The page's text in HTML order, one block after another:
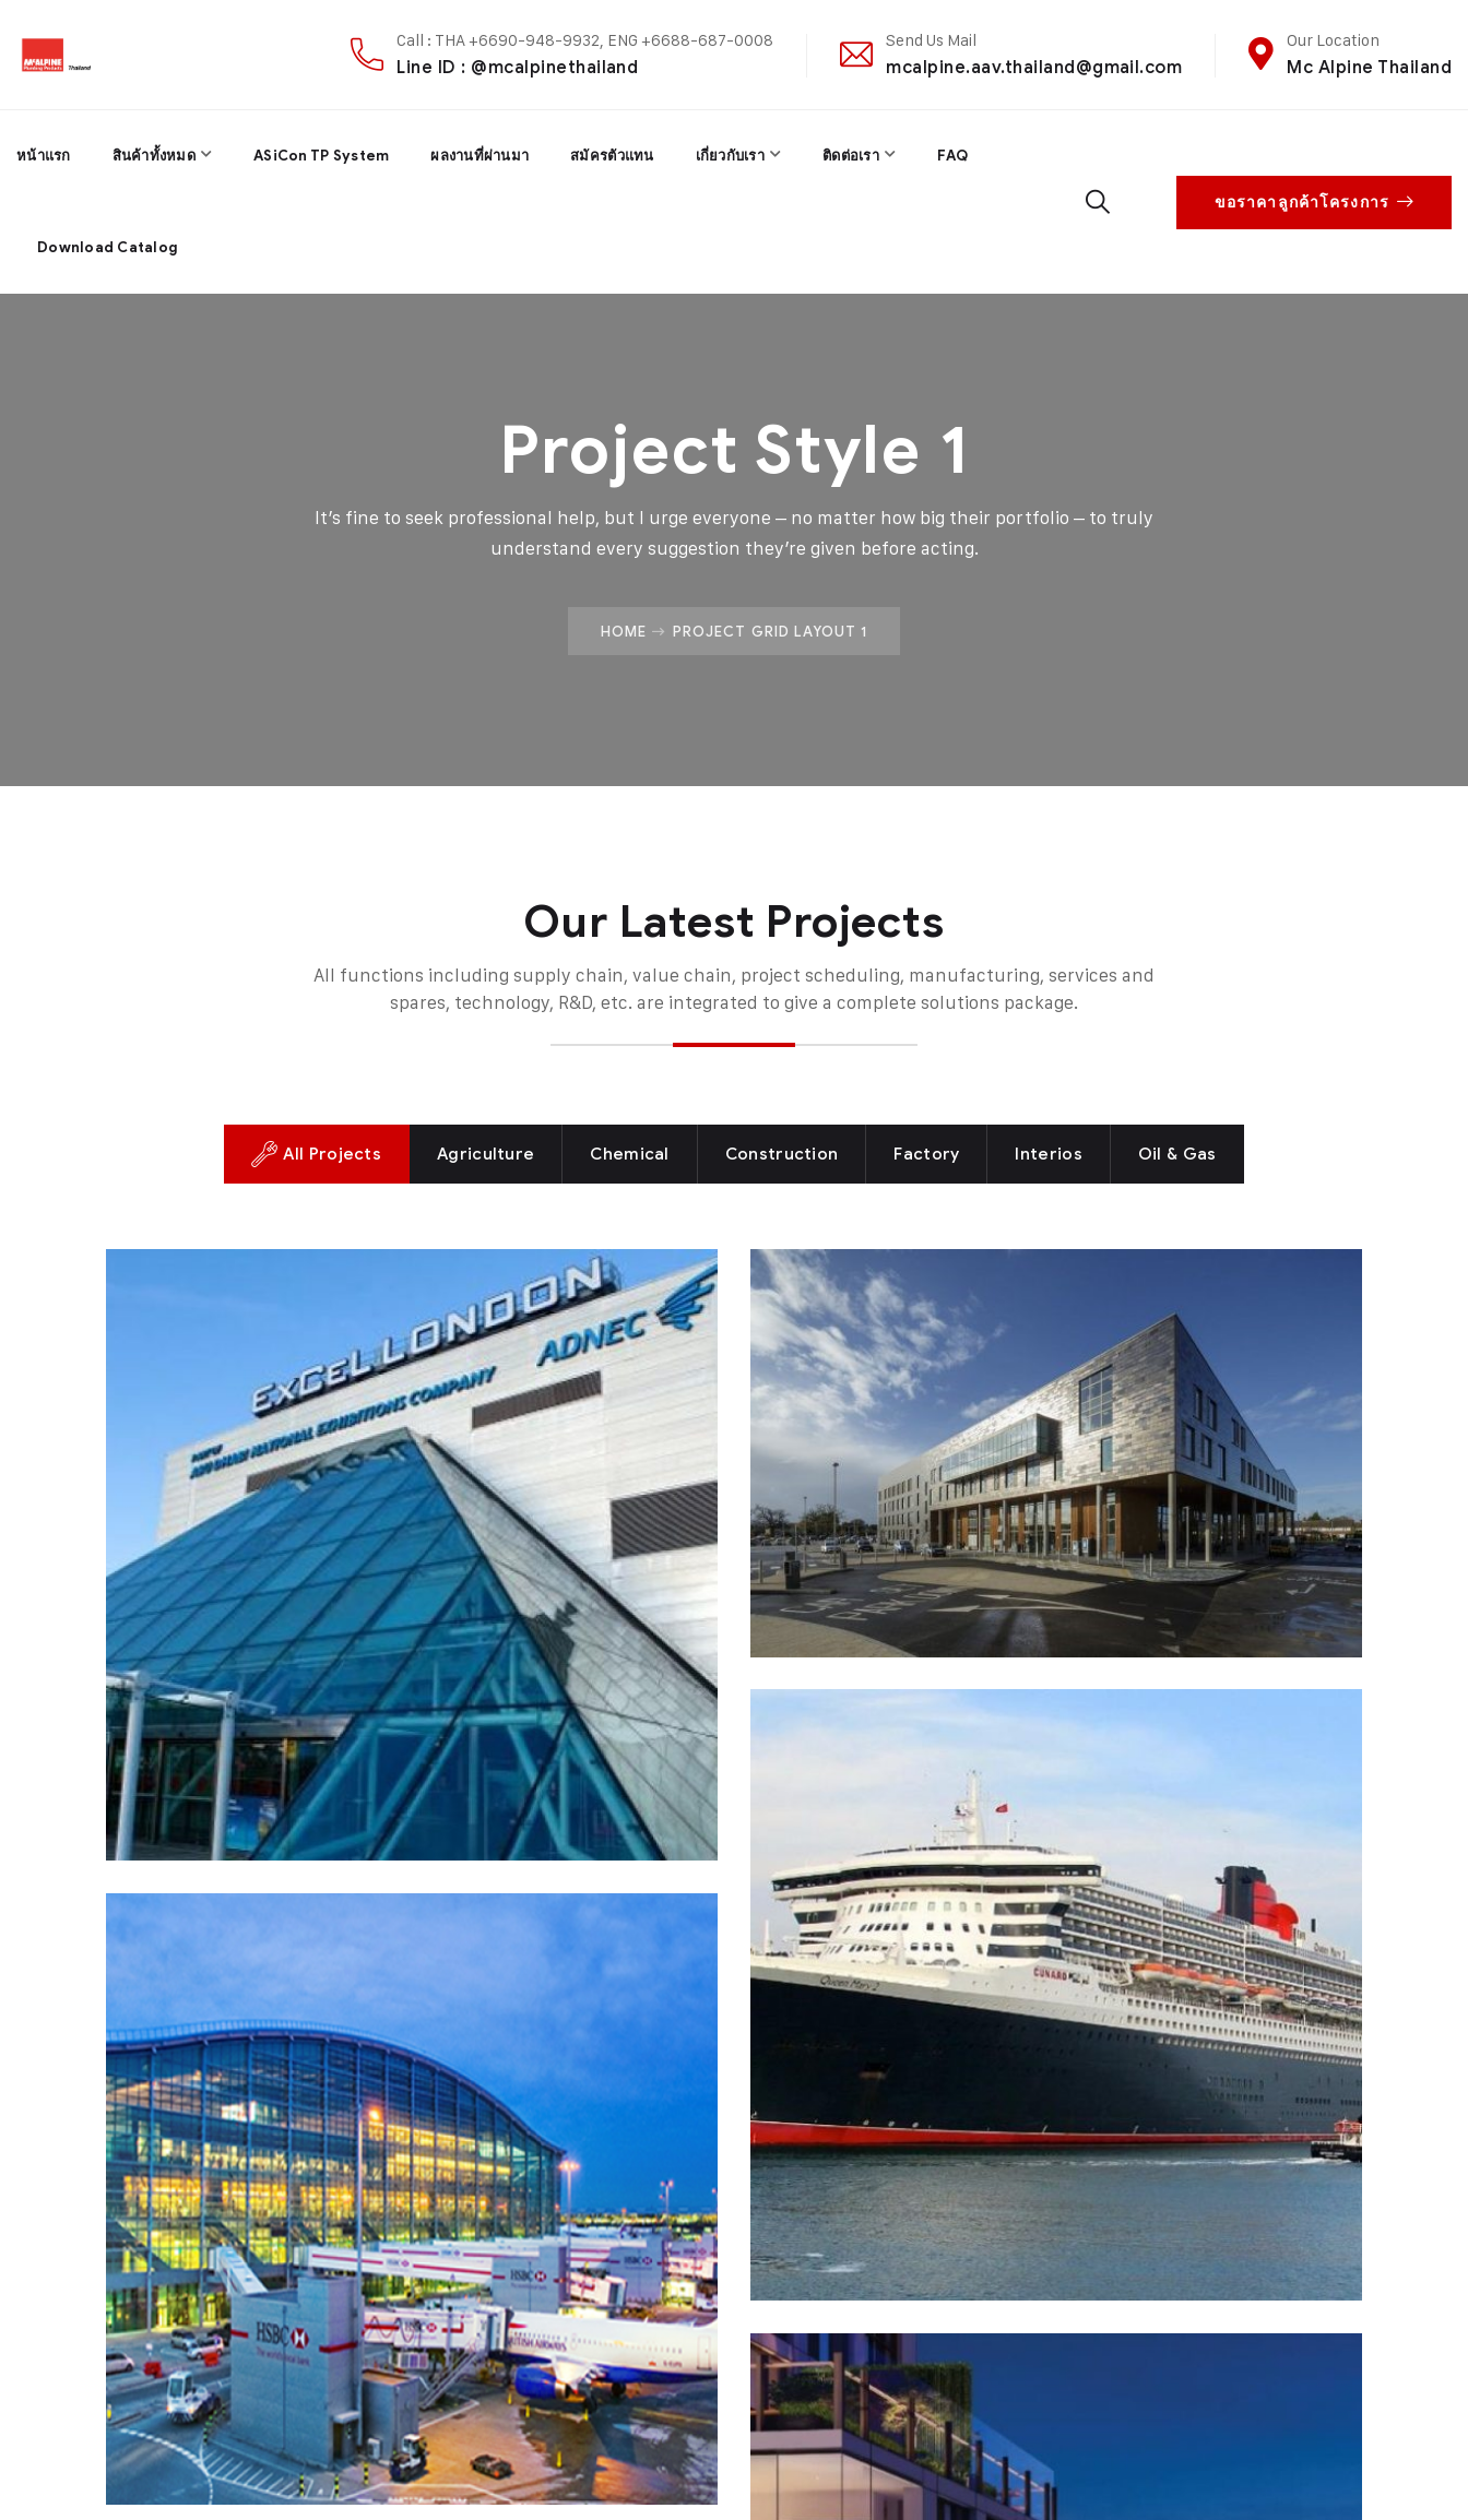
Call : THA +6690-948-9932, ENG +6688-687-0008
Line ID : @mcalpinethailand
Send Us Mail
mcalpine.aav.thailand@gmail.com
Our Location
Mc Alpine Thailand
หน้าแรก สินค้าทั้งหมด ASiCon TP System ผลงานที่ผ่านมา สมัครตัวแทน เกี่ยวกับเรา ติดต่อเรา FAQ
Download Catalog
ขอราคาลูกค้าโครงการ
Project Style 1
It’s fine to seek professional help, but I urge everyone – no matter how big their portfolio – to truly
understand every suggestion they’re given before acting.
HOME PROJECT GRID LAYOUT 1
Our Latest Projects
All functions including supply chain, value chain, project scheduling, manufacturing, services and
spares, technology, R&D, etc. are integrated to give a complete solutions package.
All Projects Agriculture Chemical Construction Factory Interios Oil & Gas
Nightingale Hospitals London, England
Lorem ipsum dolor sit amet, consectetur adipiscing elit. Duis id lacinia
turpis, mollis vulputate neque. Sed scelerisque dignissim faucibus.
Donec eu iaculis neque, quis ultricies turpis. Praesent accumsan ligula
turpis, sit amet aliquet nunc finibus consequat...
The New QEII Hospital Welwyn Garden
City
Agriculture Interios
Lorem ipsum dolor sit amet, consectetur adipiscing elit. Duis id lacinia
turpis, mollis vulputate neque. Sed scelerisque dignissim faucibus.
Donec eu iaculis neque, quis ultricies turpis. Praesent accumsan ligula
turpis, sit amet aliquet nunc finibus consequat...
RMS Queen Mary 2 Cruising Between
Southampton, England,
Interios
Lorem ipsum dolor sit amet, consectetur adipiscing elit. Duis id lacinia
turpis, mollis vulputate neque. Sed scelerisque dignissim faucibus.
Donec eu iaculis neque, quis ultricies turpis. Praesent accumsan ligula
turpis, sit amet aliquet nunc finibus consequat...
Heathrow Terminal 5 Hounslow TW6
2GA, England
Chemical Construction
Lorem ipsum dolor sit amet, consectetur adipiscing elit. Duis id lacinia
turpis, mollis vulputate neque. Sed scelerisque dignissim faucibus.
Donec eu iaculis neque, quis ultricies turpis. Praesent accumsan ligula
turpis, sit amet aliquet nunc finibus consequat...
Ramada Plaza Residence by Siamese
Asset Bangkok Sukhumvit 48
Interios